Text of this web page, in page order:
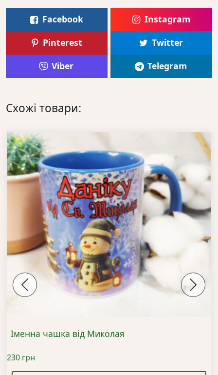
Facebook
Instagram
Pinterest
Twitter
Viber
Telegram
Схожі товари:
Previous
Іменна чашка від Миколая
230 грн
Цей
Next